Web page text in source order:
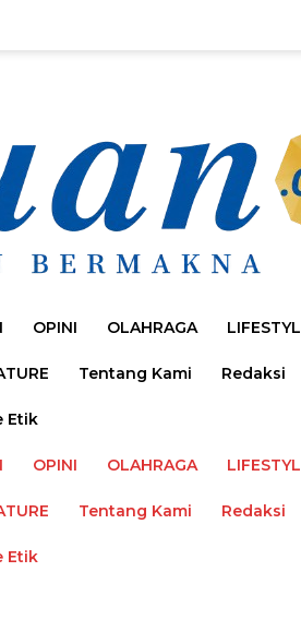
OPINI OLAHRAGA
Tentang Kami Redaksi
Etik
OPINI OLAHRAGA
Tentang Kami Redaksi
Etik